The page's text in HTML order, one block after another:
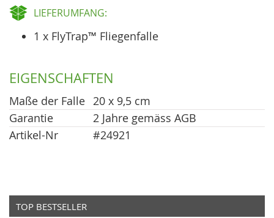
LIEFERUMFANG:
1 x FlyTrap™ Fliegenfalle
EIGENSCHAFTEN
Maße der Falle 20 x 9,5 cm
Garantie
2 Jahre gemäss AGB
Artikel-Nr
#24921
TOP BESTSELLER